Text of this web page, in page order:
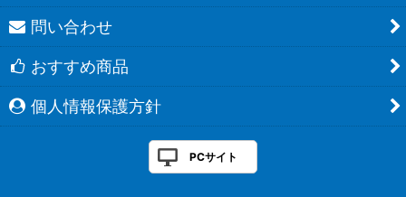
問い合わせ
おすすめ商品
個人情報保護方針
PCサイト